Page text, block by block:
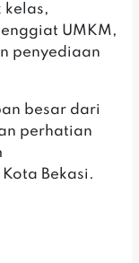
kelas,
UMKM,
penyediaan
besar dari
perhatian
Bekasi.